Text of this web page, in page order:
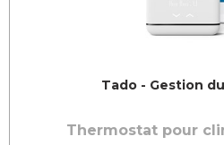
Tado - Gestion
Thermostat pour